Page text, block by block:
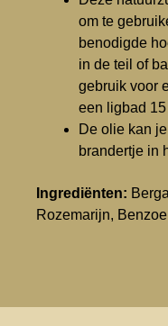
om te
benodigde
in de teil of
gebruik voor
een ligbad
De olie kan
brandertje in
Ingrediënten:
Rozemarijn,